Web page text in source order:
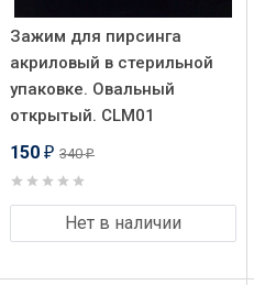
Зажим для пирсинга
акриловый в стерильной
упаковке. Овальный
открытый. CLM01
150 ₽ 340₽
Нет в наличии